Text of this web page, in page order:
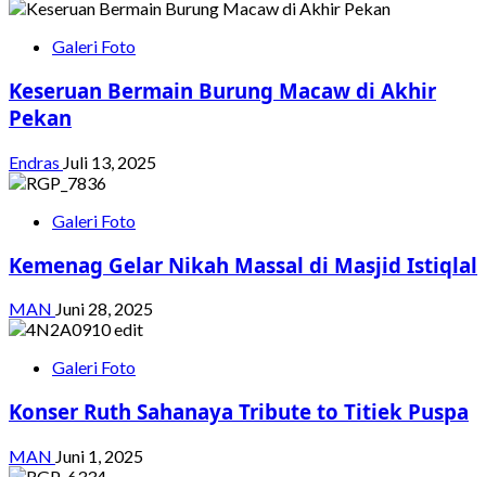
Galeri Foto
Keseruan Bermain Burung Macaw di Akhir
Pekan
Endras Juli 13, 2025
Galeri Foto
Kemenag Gelar Nikah Massal di Masjid Istiqlal
MAN Juni 28, 2025
Galeri Foto
Konser Ruth Sahanaya Tribute to Titiek Puspa
MAN Juni 1, 2025